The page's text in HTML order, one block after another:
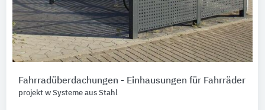
Fahrradüberdachungen - Einhausungen für Fahrräder
projekt w Systeme aus Stahl